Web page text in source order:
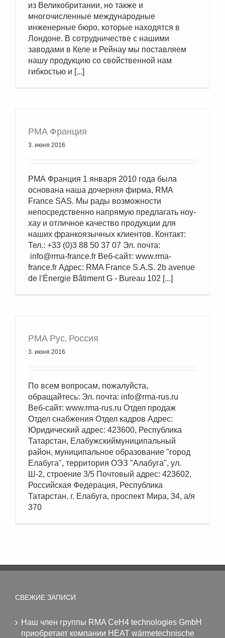
из Великобритании, но также и
многочисленные международные
инженерные бюро, которые находятся в
Лондоне. В сотрудничестве с нашими
заводами в Келе и Рейнау мы поставляем
нашу продукцию со свойственной нам
гибкостью и [...]
РМА Франция
3. июня 2016
РМА Франция 1 января 2010 года была
основана наша дочерняя фирма, RMA
France SAS. Мы рады возможности
непосредственно напрямую предлагать ноу-
хау и отличное качество продукции для
наших франкоязычных клиентов. Контакт:
Тел.: +33 (0)3 88 50 37 07 Эл. почта:
info@rma-france.fr Веб-сайт: www.rma-
france.fr Адрес: RMA France S.A.S. 2b avenue
de l'Énergie Bâtiment G - Bureau 102 [...]
РМА Рус, Россия
3. июня 2016
По всем вопросам, пожалуйста,
обращайтесь: Эл. почта: info@rma-rus.ru
Веб-сайт: www.rma-rus.ru Отдел продаж
Отдел снабжения Отдел кадров Адрес:
Юридический адрес: 423600, Республика
Татарстан, Елабужскиймуниципальный
район, муниципальное образование "город
Елабуга", территория ОЭЗ "Алабуга", ул.
Ш-2, строение 3/5 Почтовый адрес: 423602,
Российская Федерация, Республика
Татарстан, г. Елабуга, проспект Мира, 34, а/я
370
СВЕЖИЕ ЗАПИСИ
Наш член группы RMA CeH4 technologies GmbH
приобретает компании HEAT wärmetechnische